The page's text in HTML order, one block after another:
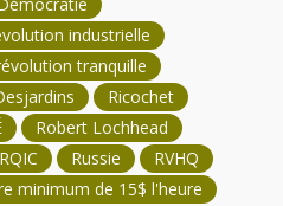
industrielle
tranquille
Ricochet
Robert Lochhead
RQIC Russie
RVHQ
minimum de 15$ l'heure